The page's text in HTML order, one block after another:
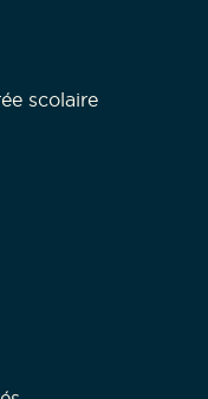
scolaire